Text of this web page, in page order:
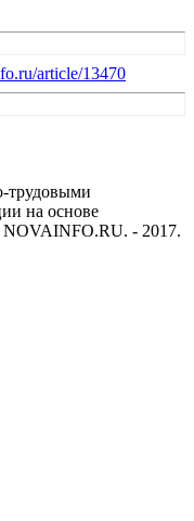
article/13470
трудовыми
на основе
NOVAINFO.RU. - 2017.